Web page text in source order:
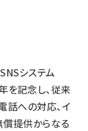
システム
を記念し、従来
話への対応、イ
償提供からなる